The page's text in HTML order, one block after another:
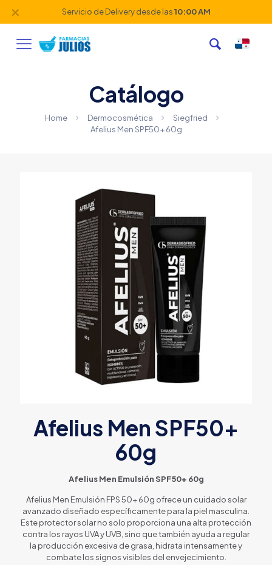
Servicio de Delivery desde las10:00 AM
✕
Catálogo
Home Dermocosmética
Siegfried
Afelius Men SPF50+ 60g
Afelius Men SPF50+
60g
Afelius Men Emulsión SPF50+ 60g
Afelius Men Emulsión FPS 50+ 60g ofrece un cuidado solar
avanzado diseñado específicamente para la piel masculina.
Este protector solar no solo proporciona una alta protección
contra los rayos UVA y UVB, sino que también ayuda a regular
la producción excesiva de grasa, hidrata intensamente y
combate los signos visibles del envejecimiento.